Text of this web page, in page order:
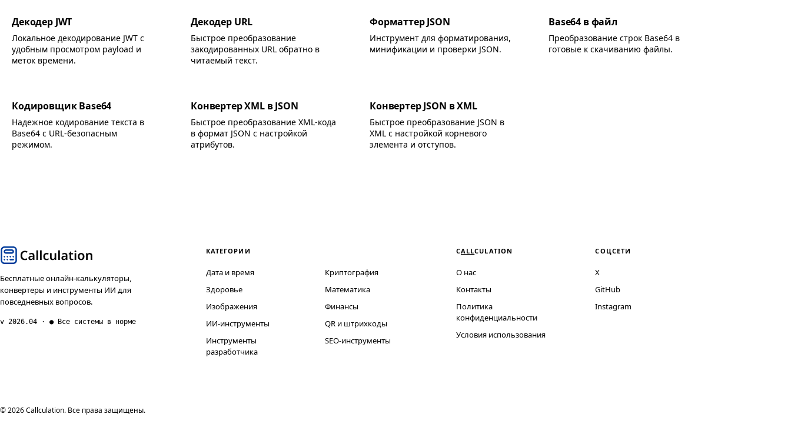
Декодер JWT
Локальное декодирование JWT с
удобным просмотром payload и
меток времени.
Декодер URL
Быстрое преобразование
закодированных URL обратно в
читаемый текст.
Форматтер JSON
Инструмент для форматирования,
минификации и проверки JSON.
Base64 в файл
Преобразование строк Base64 в
готовые к скачиванию файлы.
Кодировщик Base64
Надежное кодирование текста в
Base64 с URL-безопасным
режимом.
Конвертер XML в JSON
Быстрое преобразование XML-кода
в формат JSON с настройкой
атрибутов.
Конвертер JSON в XML
Быстрое преобразование JSON в
XML с настройкой корневого
элемента и отступов.
Бесплатные онлайн-калькуляторы,
конвертеры и инструменты ИИ для
повседневных вопросов.
v 2026.04 · ● Все системы в норме
КАТЕГОРИИ
Дата и время
Здоровье
Изображения
ИИ-инструменты
Инструменты
разработчика
Криптография
Математика
Финансы
QR и штрихкоды
SEO-инструменты
CALLCULATION
О нас
Контакты
Политика
конфиденциальности
Условия использования
СОЦСЕТИ
X
GitHub
Instagram
© 2026 Callculation. Все права защищены.